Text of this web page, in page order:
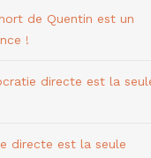
de Quentin est un
!
directe est la
directe est la seule